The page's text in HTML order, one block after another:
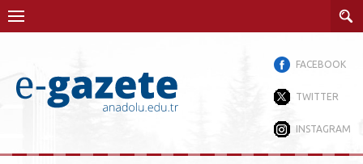
FACEBOOK
TWITTER
INSTAGRAM